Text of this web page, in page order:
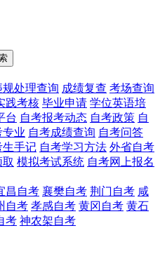
规处理查询 成绩复查 考场查询
践考核 毕业申请 学位英语培
台 自考报考动态 自考政策 自
专业 自考成绩查询 自考问答
生手记 自考学习方法 外省自考
模拟考试系统 自考网上报名
昌自考 襄樊自考 荆门自考 咸
自考 孝感自考 黄冈自考 黄石
考 神农架自考